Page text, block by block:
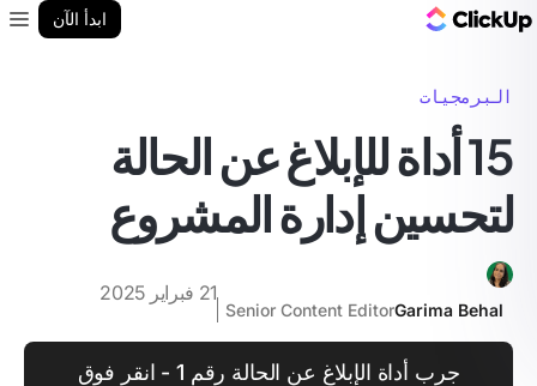
ابدأ الآن
البرمجيات
15 أداة للإبلاغ عن الحالة
لتحسين إدارة المشروع
Garima Behal
Senior Content Editor
21 فبراير 2025
جرب أداة الإبلاغ عن الحالة رقم 1 - انقر فوق